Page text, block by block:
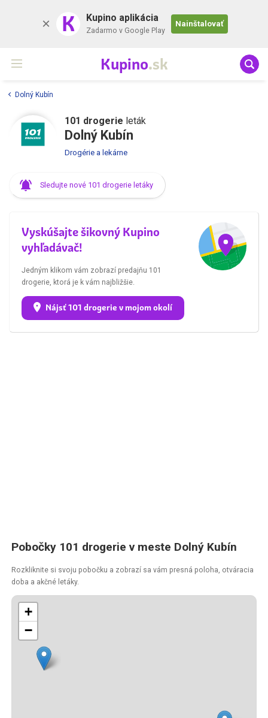
K Kupino aplikácia
Zadarmo v Google Play
Nainštalovať
Kupino.sk
Dolný Kubín
101 drogerie leták
Dolný Kubín
Drogérie a lekárne
Sledujte nové 101 drogerie letáky
Vyskúšajte šikovný Kupino
vyhľadávač!
Jedným klikom vám zobrazí predajňu 101
drogerie, ktorá je k vám najbližšie.
Nájsť 101 drogerie v mojom okolí
Pobočky 101 drogerie v meste Dolný Kubín
Rozkliknite si svoju pobočku a zobrazí sa vám presná poloha, otváracia
doba a akčné letáky.
+
−